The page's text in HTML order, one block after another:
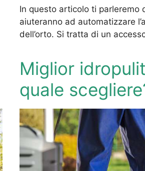
In questo articolo ti parleremo
aiuteranno ad automatizzare
dell’orto. Si tratta di un
Miglior
quale